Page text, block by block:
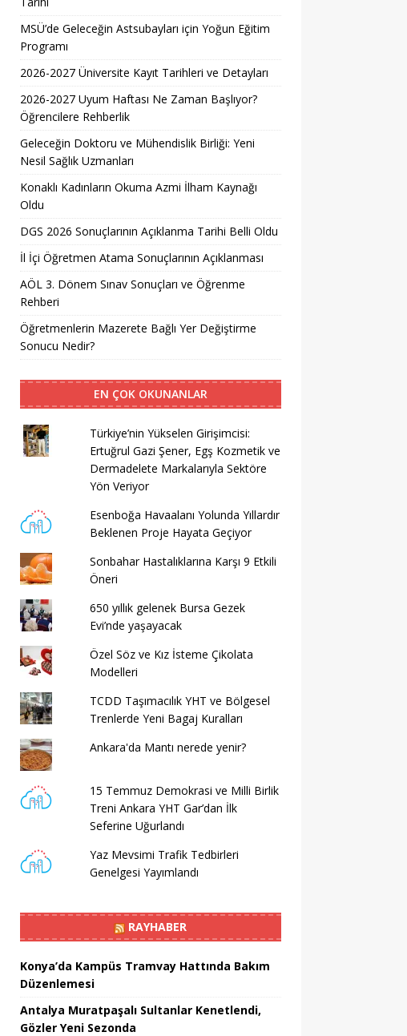
MSÜ’de Geleceğin Astsubayları için Yoğun Eğitim
Programı
2026-2027 Üniversite Kayıt Tarihleri ve Detayları
2026-2027 Uyum Haftası Ne Zaman Başlıyor?
Öğrencilere Rehberlik
Geleceğin Doktoru ve Mühendislik Birliği: Yeni
Nesil Sağlık Uzmanları
Konaklı Kadınların Okuma Azmi İlham Kaynağı
Oldu
DGS 2026 Sonuçlarının Açıklanma Tarihi Belli Oldu
İl İçi Öğretmen Atama Sonuçlarının Açıklanması
AÖL 3. Dönem Sınav Sonuçları ve Öğrenme
Rehberi
Öğretmenlerin Mazerete Bağlı Yer Değiştirme
Sonucu Nedir?
EN ÇOK OKUNANLAR
Türkiye’nin Yükselen Girişimcisi:
Ertuğrul Gazi Şener, Egş Kozmetik ve
Dermadelete Markalarıyla Sektöre
Yön Veriyor
Esenboğa Havaalanı Yolunda Yıllardır
Beklenen Proje Hayata Geçiyor
Sonbahar Hastalıklarına Karşı 9 Etkili
Öneri
650 yıllık gelenek Bursa Gezek
Evi’nde yaşayacak
Özel Söz ve Kız İsteme Çikolata
Modelleri
TCDD Taşımacılık YHT ve Bölgesel
Trenlerde Yeni Bagaj Kuralları
Ankara'da Mantı nerede yenir?
15 Temmuz Demokrasi ve Milli Birlik
Treni Ankara YHT Gar’dan İlk
Seferine Uğurlandı
Yaz Mevsimi Trafik Tedbirleri
Genelgesi Yayımlandı
RAYHABER
Konya’da Kampüs Tramvay Hattında Bakım
Düzenlemesi
Antalya Muratpaşalı Sultanlar Kenetlendi,
Gözler Yeni Sezonda